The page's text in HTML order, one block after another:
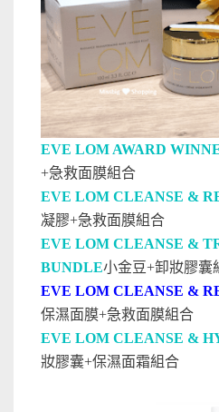
EVE LOM AWARD
+急救面膜組合
EVE LOM CLEANSE &
凝膠+急救面膜組合
EVE LOM CLEANSE &
BUNDLE小金豆+卸妝膠囊
EVE LOM CLEANSE &
保濕面膜+急救面膜組合
EVE LOM CLEANSE &
妝膠囊+保濕面霜組合